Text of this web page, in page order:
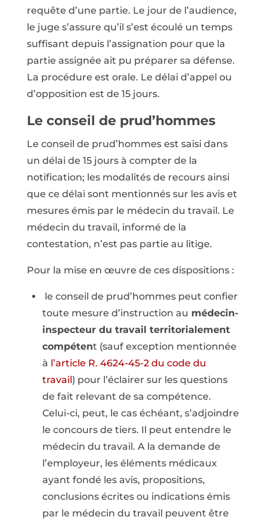
requête d’une partie. Le jour de l’audience,
le juge s’assure qu’il s’est écoulé un temps
suffisant depuis l’assignation pour que la
partie assignée ait pu préparer sa défense.
La procédure est orale. Le délai d’appel ou
d’opposition est de 15 jours.
Le conseil de prud’hommes
Le conseil de prud’hommes est saisi dans
un délai de 15 jours à compter de la
notification; les modalités de recours ainsi
que ce délai sont mentionnés sur les avis et
mesures émis par le médecin du travail. Le
médecin du travail, informé de la
contestation, n’est pas partie au litige.
Pour la mise en œuvre de ces dispositions :
le conseil de prud’hommes peut confier
toute mesure d’instruction au médecin-
inspecteur du travail territorialement
compétent (sauf exception mentionnée
à l’article R. 4624-45-2 du code du
travail) pour l’éclairer sur les questions
de fait relevant de sa compétence.
Celui-ci, peut, le cas échéant, s’adjoindre
le concours de tiers. Il peut entendre le
médecin du travail. A la demande de
l’employeur, les éléments médicaux
ayant fondé les avis, propositions,
conclusions écrites ou indications émis
par le médecin du travail peuvent être